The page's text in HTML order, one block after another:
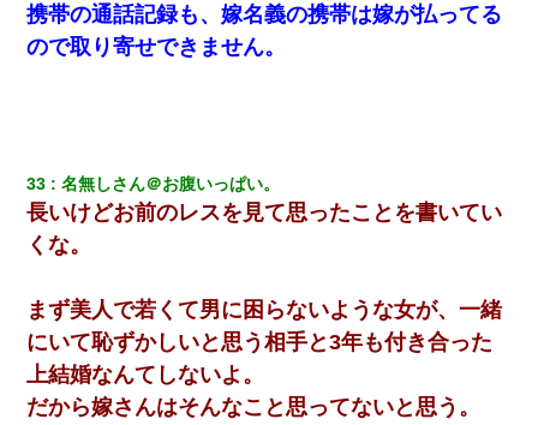
携帯の通話記録も、嫁名義の携帯は嫁が払ってる
ので取り寄せできません。
33 名無しさん＠お腹いっぱい。
長いけどお前のレスを見て思ったことを書いてい
くな。
まず美人で若くて男に困らないような女が、一緒
にいて恥ずかしいと思う相手と3年も付き合った
上結婚なんてしないよ。
だから嫁さんはそんなこと思ってないと思う。